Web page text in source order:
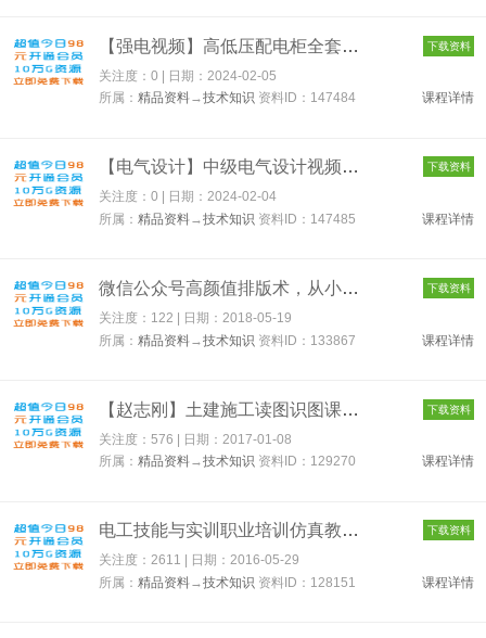
【强电视频】高低压配电柜全套 147484 下载资料
关注度：0 | 日期： 2024-02-05
所属：精品资料→技术知识 资料ID：147484 课程详情
【电气设计】中级电气设计视频教程82讲 147485 下载资料
关注度：0 | 日期：2024-02-04
所属：精品资料→技术知识 资料ID：147485 课程详情
微信公众号高颜值排版术，从小白变身排版达人 133867 下载资料
关注度：122 | 日期：2018-05-19
所属：精品资料→技术知识 资料ID：133867 课程详情
【赵志刚】土建施工读图识图课程讲座 129270 下载资料
关注度：576 | 日期： 2017-01-08
所属：精品资料→技术知识 资料ID：129270 课程详情
电工技能与实训职业培训仿真教学系统 128151 下载资料
关注度：2611 | 日期：2016-05-29
所属：精品资料→技术知识 资料ID：128151 课程详情